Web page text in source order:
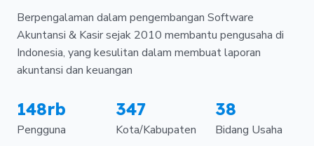
Berpengalaman dalam pengembangan Software
Akuntansi & Kasir sejak 2010 membantu pengusaha di
Indonesia, yang kesulitan dalam membuat laporan
akuntansi dan keuangan
148rb
Pengguna
347
Kota/Kabupaten
38
Bidang Usaha